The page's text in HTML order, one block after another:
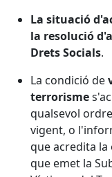
La situació
la resolució
Drets Socials.
La condició de
terrorisme
qualsevol
vigent, o
que acredita
que emet la